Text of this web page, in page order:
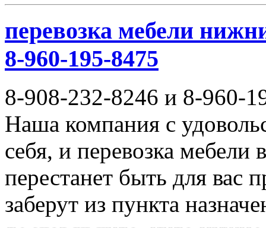
перевозка мебели
8-960-195-8475
8-908-232-8246 и 8-960-
Наша компания с
себя, и перевозка
перестанет быть для вас
заберут из пункта